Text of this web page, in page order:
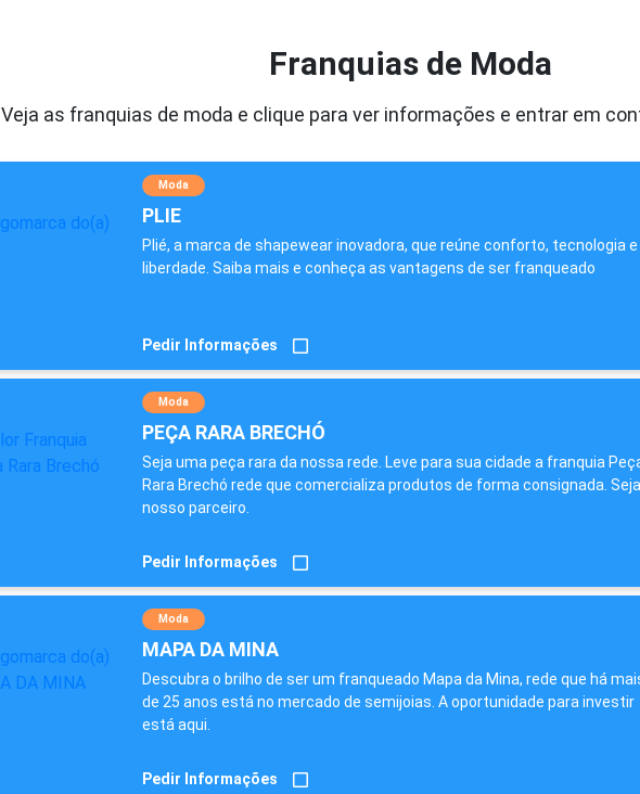
Franquias de Moda
Veja as franquias de moda e clique para ver informações e entrar em
Moda
PLIE
Plié, a marca de shapewear inovadora, que reúne conforto, tecnologia e
liberdade. Saiba mais e conheça as vantagens de ser franqueado
Pedir Informações
Moda
PEÇA RARA BRECHÓ
Seja uma peça rara da nossa rede. Leve para sua cidade a franquia
Rara Brechó rede que comercializa produtos de forma consignada. Seja
nosso parceiro.
Pedir Informações
Moda
MAPA DA MINA
Descubra o brilho de ser um franqueado Mapa da Mina, rede que há
de 25 anos está no mercado de semijoias. A oportunidade para investir
está aqui.
Pedir Informações